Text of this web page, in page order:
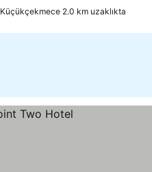
Küçükçekmece 2.0 km uzaklıkta